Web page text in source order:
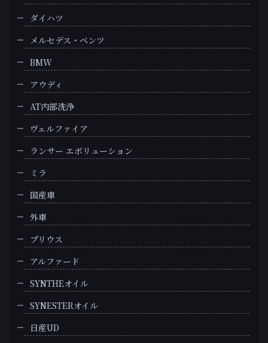
ダイハツ
メルセデス・ベンツ
BMW
アウディ
AT内部洗浄
ヴェルファイア
ランサー エボリューション
ミラ
国産車
外車
プリウス
アルファード
SYNTHEオイル
SYNESTERオイル
日産UD